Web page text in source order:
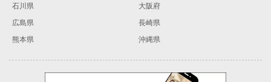
石川県
大阪府
広島県
長崎県
熊本県
沖縄県